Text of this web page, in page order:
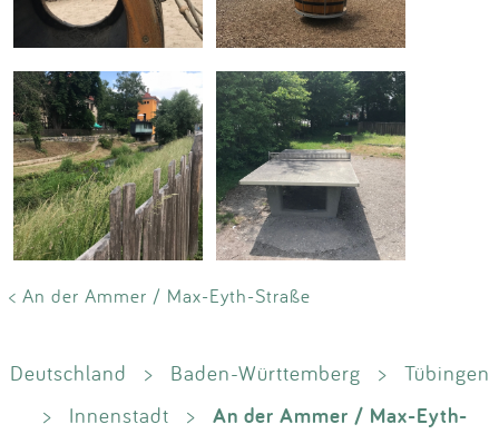
< An der Ammer / Max-Eyth-Straße
Deutschland > Baden-Württemberg >
Tübingen
>
Innenstadt >
An der Ammer / Max-Eyth-